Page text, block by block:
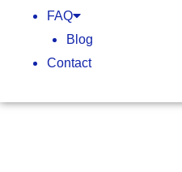
FAQ
Blog
Contact